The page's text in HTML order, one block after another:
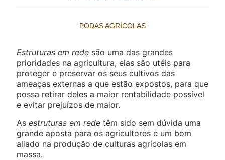
PODAS AGRÍCOLAS
Estruturas em rede são uma das grandes
prioridades na agricultura, elas são utéis para
proteger e preservar os seus cultivos das
ameaças externas a que estão expostos, para que
possa retirar deles a maior rentabilidade possível
e evitar prejuízos de maior.
As estruturas em rede têm sido sem dúvida uma
grande aposta para os agricultores e um bom
aliado na produção de culturas agrícolas em
massa.